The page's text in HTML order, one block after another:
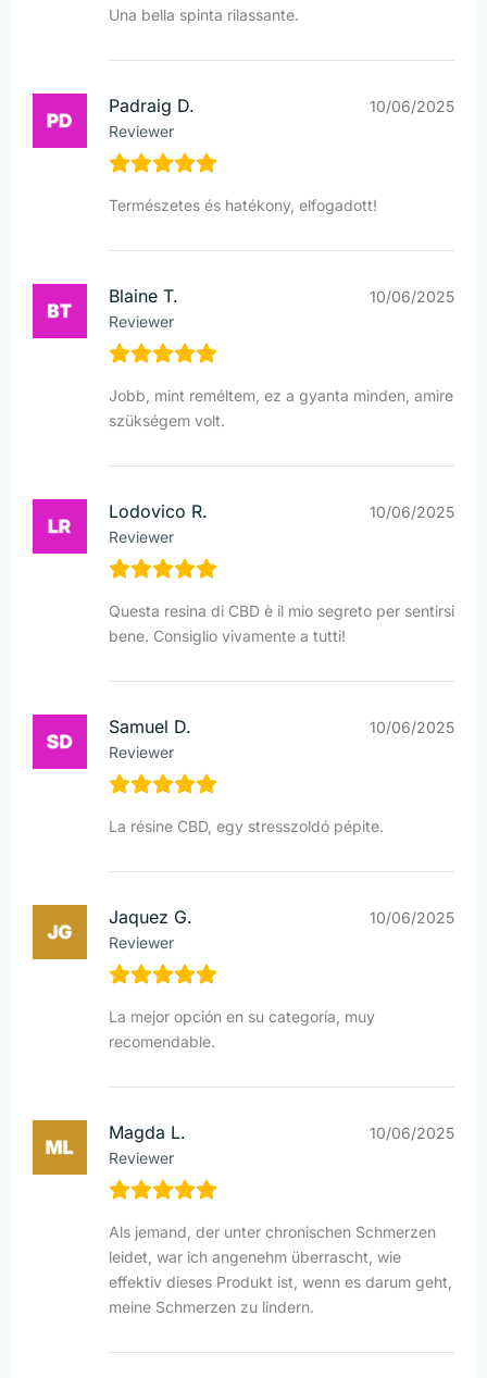
Una bella spinta rilassante.
Padraig D.
Reviewer
10/06/2025
Természetes és hatékony, elfogadott!
Blaine T.
Reviewer
10/06/2025
Jobb, mint reméltem, ez a gyanta minden, amire
szükségem volt.
Lodovico R.
Reviewer
10/06/2025
Questa resina di CBD è il mio segreto per sentirsi
bene. Consiglio vivamente a tutti!
Samuel D.
Reviewer
10/06/2025
La résine CBD, egy stresszoldó pépite.
Jaquez G.
Reviewer
10/06/2025
La mejor opción en su categoría, muy
recomendable.
Magda L.
Reviewer
10/06/2025
Als jemand, der unter chronischen Schmerzen
leidet, war ich angenehm überrascht, wie
effektiv dieses Produkt ist, wenn es darum geht,
meine Schmerzen zu lindern.